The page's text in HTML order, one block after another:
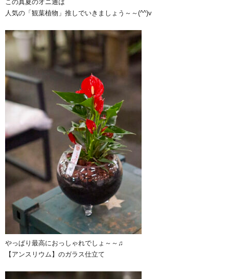
この真夏のオニ通は
人気の「観葉植物」推しでいきましょう～～(^^)v
やっぱり最高におっしゃれでしょ～～♫
【アンスリウム】のガラス仕立て